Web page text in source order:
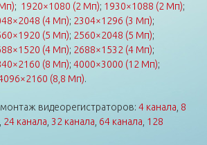
; 1920×1080 (2 Мп); 1930×1088 (2 Мп);
(4 Мп); 2304×1296 (3 Мп);
(5 Мп); 2560×2048 (5 Мп);
(4 Мп); 2688×1532 (4 Мп);
(8 Мп); 4000×3000 (12 Мп);
(8,8 Мп).
видеорегистраторов: 4 канала 8
24 канала 32 канала 64 канала 128